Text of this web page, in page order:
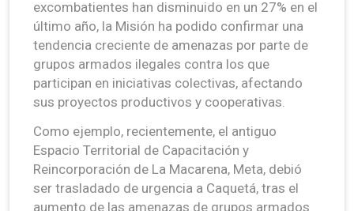
excombatientes han disminuido en un 27% en el
último año, la Misión ha podido confirmar una
tendencia creciente de amenazas por parte de
grupos armados ilegales contra los que
participan en iniciativas colectivas, afectando
sus proyectos productivos y cooperativas.
Como ejemplo, recientemente, el antiguo
Espacio Territorial de Capacitación y
Reincorporación de La Macarena, Meta, debió
ser trasladado de urgencia a Caquetá, tras el
aumento de las amenazas de grupos armados